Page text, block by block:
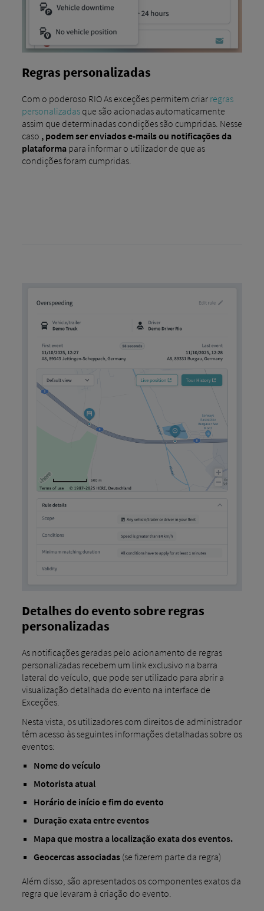
Regras personalizadas
Com o poderoso RIO As exceções permitem criar regras
personalizadasque são acionadas automaticamente
assim que determinadas condições são cumpridas. Nesse
caso , podem ser enviados e-mails ou notificações da
plataformapara informar o utilizador de que as
condições foram cumpridas.
Detalhes do evento sobre regras
personalizadas
As notificações geradas pelo acionamento de regras
personalizadas recebem um link exclusivo na barra
lateral do veículo, que pode ser utilizado para abrir a
visualização detalhada do evento na interface de
Exceções.
Nesta vista, os utilizadores com direitos de administrador
têm acesso às seguintes informações detalhadas sobre os
eventos:
Nome do veículo
Motorista atual
Horário de início e fim do evento
Duração exata entre eventos
Mapa que mostra a localização exata dos eventos.
Geocercas associadas(se fizerem parte da regra)
Além disso, são apresentados os componentes exatos da
regra que levaram à criação do evento.